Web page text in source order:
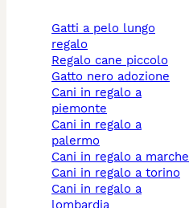
gatti a pelo lungo
regalo
regalo cane piccolo
gatto nero adozione
cani in regalo a
piemonte
cani in regalo a
palermo
cani in regalo a marche
cani in regalo a torino
cani in regalo a
lombardia